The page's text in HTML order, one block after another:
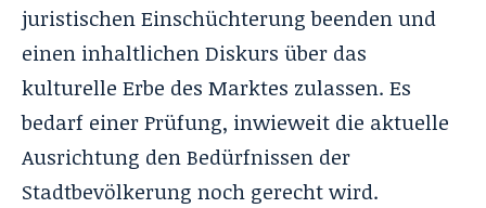
juristischen Einschüchterung beenden und
einen inhaltlichen Diskurs über das
kulturelle Erbe des Marktes zulassen. Es
bedarf einer Prüfung, inwieweit die aktuelle
Ausrichtung den Bedürfnissen der
Stadtbevölkerung noch gerecht wird.